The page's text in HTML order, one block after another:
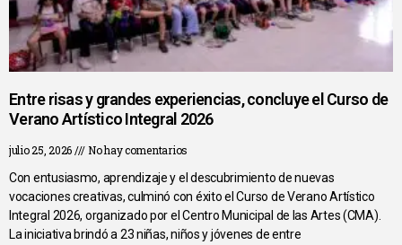
Entre risas y grandes experiencias, concluye el Curso de
Verano Artístico Integral 2026
julio 25, 2026
No hay comentarios
Con entusiasmo, aprendizaje y el descubrimiento de nuevas
vocaciones creativas, culminó con éxito el Curso de Verano Artístico
Integral 2026, organizado por el Centro Municipal de las Artes (CMA).
La iniciativa brindó a 23 niñas, niños y jóvenes de entre